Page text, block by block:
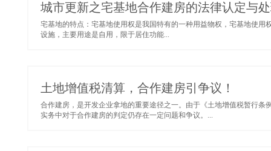
城市更新之宅基地合作建房的法律认定与
宅基地的特点：宅基地使用权是我国特有的一种用益物权，宅基地使
设施，主要用途是自用，限于居住功能...
土地增值税清算，合作建房引争议！
合作建房，是开发企业拿地的重要途径之一。由于《土地增值税暂行
实务中对于合作建房的判定仍存在一定问题和争议。...